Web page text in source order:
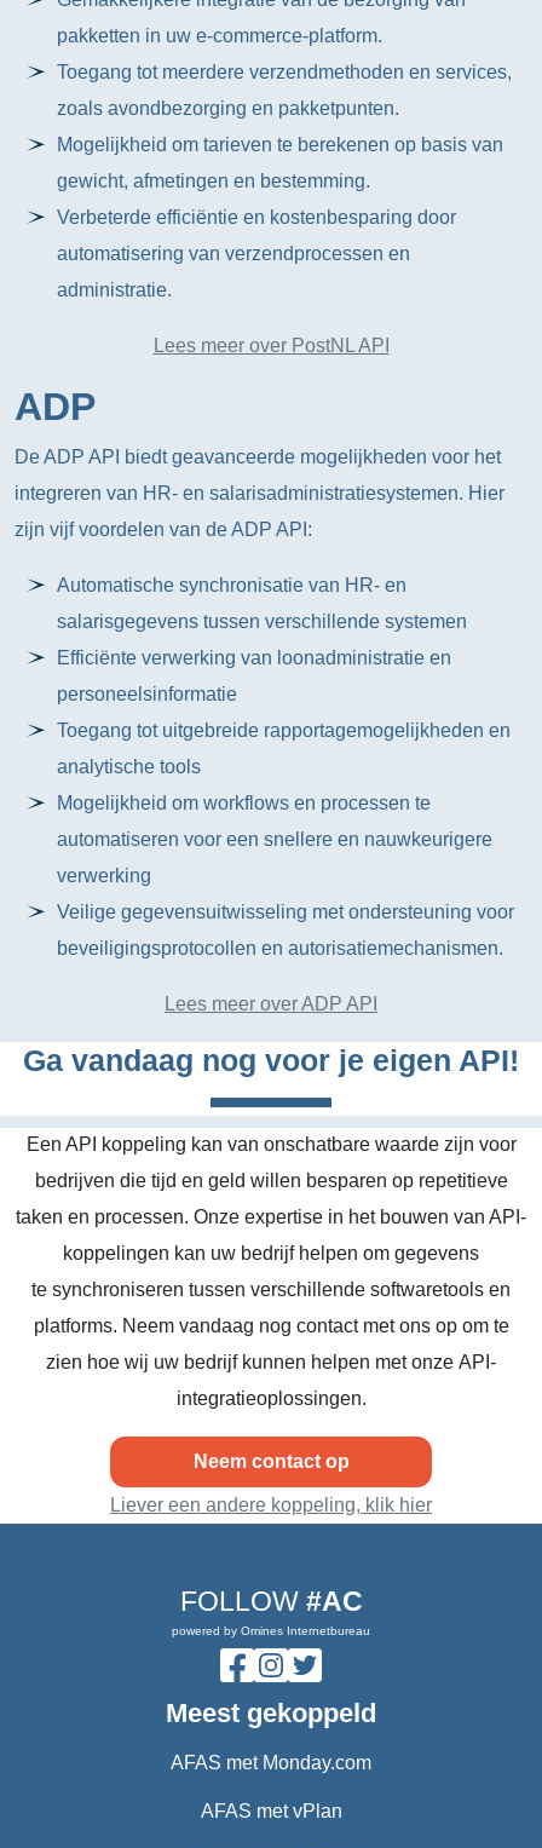
pakketten in uw e-commerce-platform.
Toegang tot meerdere verzendmethoden en services,
zoals avondbezorging en pakketpunten.
Mogelijkheid om tarieven te berekenen op basis van
gewicht, afmetingen en bestemming.
Verbeterde efficiëntie en kostenbesparing door
automatisering van verzendprocessen en
administratie.
Lees meer over PostNL API
ADP
De ADP API biedt geavanceerde mogelijkheden voor het
integreren van HR- en salarisadministratiesystemen. Hier
zijn vijf voordelen van de ADP API:
Automatische synchronisatie van HR- en
salarisgegevens tussen verschillende systemen
Efficiënte verwerking van loonadministratie en
personeelsinformatie
Toegang tot uitgebreide rapportagemogelijkheden en
analytische tools
Mogelijkheid om workflows en processen te
automatiseren voor een snellere en nauwkeurigere
verwerking
Veilige gegevensuitwisseling met ondersteuning voor
beveiligingsprotocollen en autorisatiemechanismen.
Lees meer over ADP API
Ga vandaag nog voor je eigen API!
Een API koppeling kan van onschatbare waarde zijn voor
bedrijven die tijd en geld willen besparen op repetitieve
taken en processen. Onze expertise in het bouwen van API-
koppelingen kan uw bedrijf helpen om gegevens
te synchroniseren tussen verschillende softwaretools en
platforms. Neem vandaag nog contact met ons op om te
zien hoe wij uw bedrijf kunnen helpen met onze API-
integratieoplossingen.
Neem contact op
Liever een andere koppeling, klik hier
FOLLOW #AC
powered by Omines Internetbureau
Meest gekoppeld
AFAS met Monday.com
AFAS met vPlan